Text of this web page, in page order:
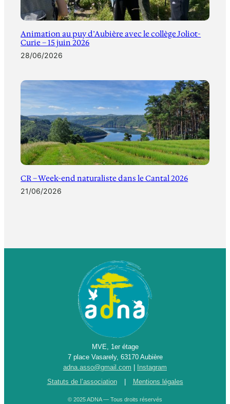
Animation au puy d’Aubière avec le collège Joliot-
Curie – 15 juin 2026
28/06/2026
CR – Week-end naturaliste dans le Cantal 2026
21/06/2026
MVE, 1er étage
7 place Vasarely, 63170 Aubière
adna.asso@gmail.com
Instagram
Statuts de l’association
Mentions légales
© 2025 ADNA — Tous droits réservés